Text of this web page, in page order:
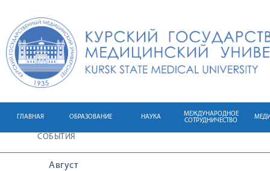
ГЛАВНАЯ ОБРАЗОВАНИЕ НАУКА
МЕЖДУНАРОДНОЕ
СОТРУДНИЧЕСТВО
СОБЫТИЯ
Август